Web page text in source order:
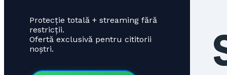
Protecție totală + streaming fără
restricții.
Ofertă exclusivă pentru cititorii
noștri.